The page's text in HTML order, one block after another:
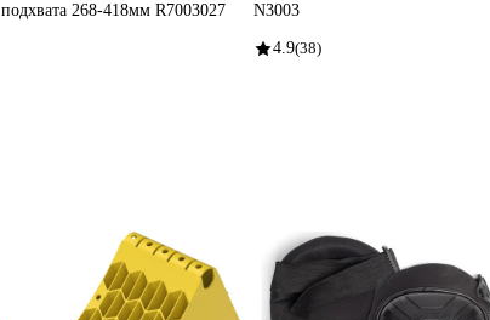
подхвата 268-418мм R7003027
N3003
4.9(38)